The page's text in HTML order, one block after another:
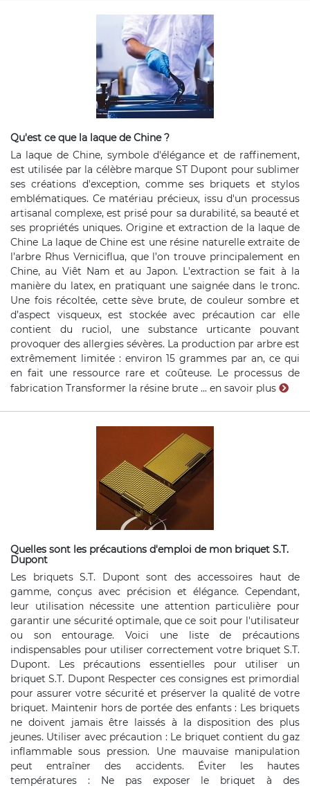
Qu'est ce que la laque de Chine ?
La laque de Chine, symbole d'élégance et de raffinement,
est utilisée par la célèbre marque ST Dupont pour sublimer
ses créations d'exception, comme ses briquets et stylos
emblématiques. Ce matériau précieux, issu d'un processus
artisanal complexe, est prisé pour sa durabilité, sa beauté et
ses propriétés uniques. Origine et extraction de la laque de
Chine La laque de Chine est une résine naturelle extraite de
l’arbre Rhus Verniciflua, que l’on trouve principalement en
Chine, au Viêt Nam et au Japon. L'extraction se fait à la
manière du latex, en pratiquant une saignée dans le tronc.
Une fois récoltée, cette sève brute, de couleur sombre et
d’aspect visqueux, est stockée avec précaution car elle
contient du ruciol, une substance urticante pouvant
provoquer des allergies sévères. La production par arbre est
extrêmement limitée : environ 15 grammes par an, ce qui
en fait une ressource rare et coûteuse. Le processus de
fabrication Transformer la résine brute ... en savoir plus
Quelles sont les précautions d'emploi de mon briquet S.T.
Dupont
Les briquets S.T. Dupont sont des accessoires haut de
gamme, conçus avec précision et élégance. Cependant,
leur utilisation nécessite une attention particulière pour
garantir une sécurité optimale, que ce soit pour l'utilisateur
ou son entourage. Voici une liste de précautions
indispensables pour utiliser correctement votre briquet S.T.
Dupont. Les précautions essentielles pour utiliser un
briquet S.T. Dupont Respecter ces consignes est primordial
pour assurer votre sécurité et préserver la qualité de votre
briquet. Maintenir hors de portée des enfants : Les briquets
ne doivent jamais être laissés à la disposition des plus
jeunes. Utiliser avec précaution : Le briquet contient du gaz
inflammable sous pression. Une mauvaise manipulation
peut entraîner des accidents. Éviter les hautes
températures : Ne pas exposer le briquet à des